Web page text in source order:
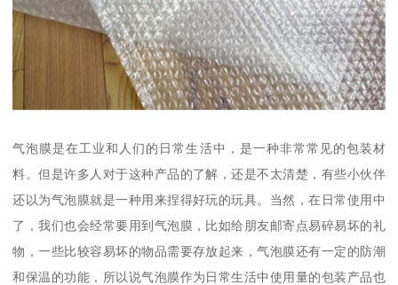
气泡膜是在工业和人们的日常生活中，是一种非常常见的包装材
料。但是许多人对于这种产品的了解，还是不太清楚，有些小伙伴
还以为气泡膜就是一种用来捏得好玩的玩具。当然，在日常使用中
了，我们也会经常要用到气泡膜，比如给朋友邮寄点易碎易坏的礼
物，一些比较容易坏的物品需要存放起来，气泡膜还有一定的防潮
和保温的功能，所以说气泡膜作为日常生活中使用量的包装产品也